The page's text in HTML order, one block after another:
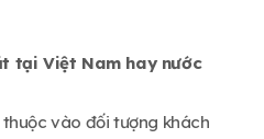
tại Việt Nam hay nước
vào đối tượng khách